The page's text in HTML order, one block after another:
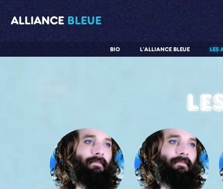
ALLIANCE BLEUE
LES
L'ALLIANCE BLEUE
BIO